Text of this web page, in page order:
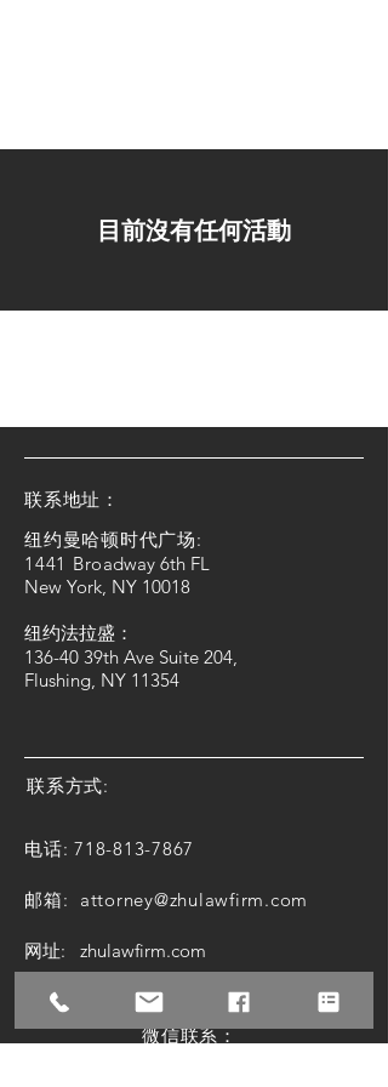
目前沒有任何活動
​联系地址：
纽约曼哈顿时代广场:
1441 Broadway 6th FL
New York, NY 10018
纽约法拉盛：
136-40 39th Ave Suite 204,
Flushing, NY 11354
联系方式:
电话: 718-813-7867
邮箱: attorney@zhulawfirm.com
网址: zhulawfirm.com
微信联系：